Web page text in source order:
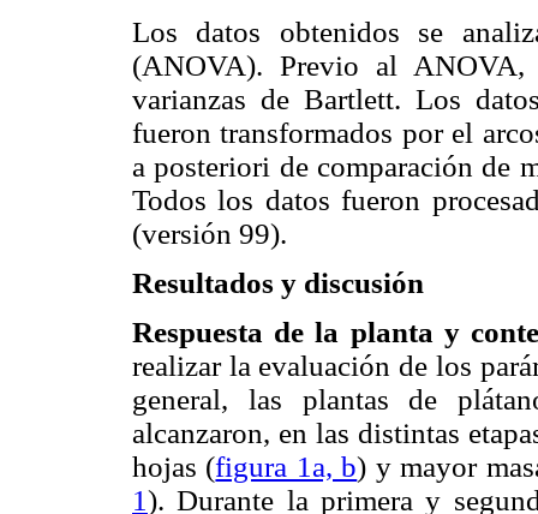
Los datos obtenidos se
(ANOVA). Previo al
varianzas de Bartlett. Los
fueron transformados por el
a posteriori de comparación de
Todos los datos fueron
(versión 99).
Resultados y discusión
Respuesta de la planta y
realizar la evaluación de los
general, las plantas de
alcanzaron, en las distintas
hojas (figura 1a, b) y mayor
1). Durante la primera y